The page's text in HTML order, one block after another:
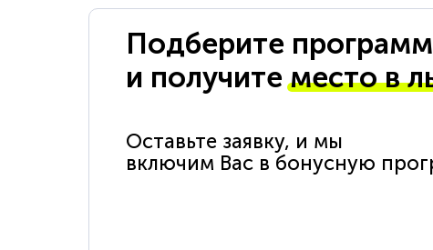
Подберите
и получитеместо в
Оставьте заявку, и мы
включим Вас в бонусную